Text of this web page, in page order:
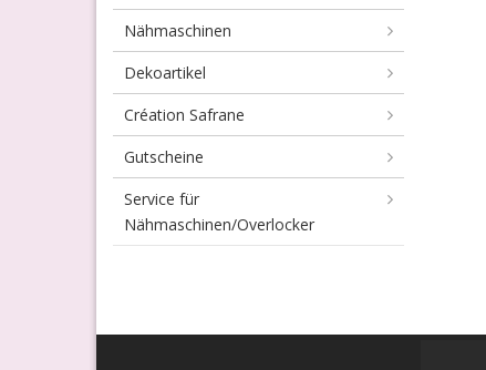
Nähmaschinen
Dekoartikel
Création Safrane
Gutscheine
Service für
Nähmaschinen/Overlocker